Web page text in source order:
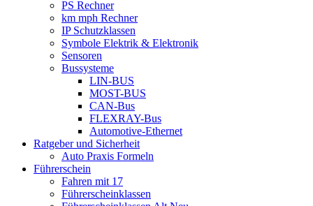
PS Rechner
km mph Rechner
IP Schutzklassen
Symbole Elektrik & Elektronik
Sensoren
Bussysteme
LIN-BUS
MOST-BUS
CAN-Bus
FLEXRAY-Bus
Automotive-Ethernet
Ratgeber und Sicherheit
Auto Praxis Formeln
Führerschein
Fahren mit 17
Führerscheinklassen